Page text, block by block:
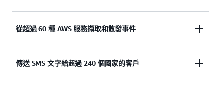
進一步了解訊息排序和重複資料刪除
使用 AWS Key Management Service (KMS) 加密訊
從超過 60 種 AWS 服務擷取和散發事件
跨 AWS 類別散發事件，例如分析、運算、容器、資
傳送 SMS 文字給超過 240 個國家的客戶